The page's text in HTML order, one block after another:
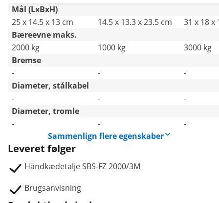
Mål (LxBxH)
25 x 14.5 x 13 cm
14.5 x 13.3 x 23.5 cm
31 x 18 x
Bæreevne maks.
2000 kg
1000 kg
3000 kg
Bremse
-
-
-
Diameter, stålkabel
-
-
-
Diameter, tromle
-
-
-
Sammenlign flere egenskaber
Leveret følger
Håndkædetalje SBS-FZ 2000/3M
Brugsanvisning